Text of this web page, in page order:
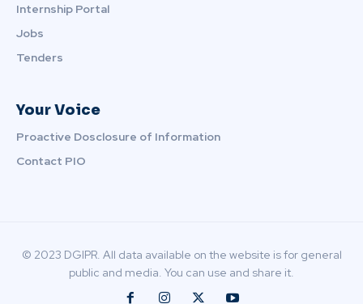
Internship Portal
Jobs
Tenders
Your Voice
Proactive Dosclosure of Information
Contact PIO
© 2023 DGIPR. All data available on the website is for general
public and media. You can use and share it.